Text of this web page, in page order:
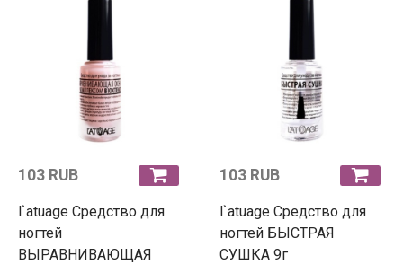
103 RUB
l`atuage Средство для
ногтей
ВЫРАВНИВАЮЩАЯ
103 RUB
l`atuage Средство для
ногтей БЫСТРАЯ
СУШКА 9г